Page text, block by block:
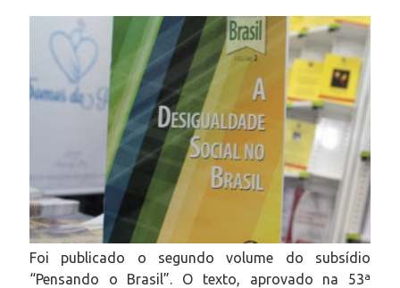
Foi publicado o segundo volume do subsídio
“Pensando o Brasil”. O texto, aprovado na 53ª